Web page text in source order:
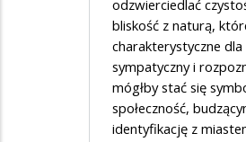
odzwierciedlać
bliskość z naturą,
charakterystyczne dla
sympatyczny i
mógłby stać się
społeczność,
identyfikację z